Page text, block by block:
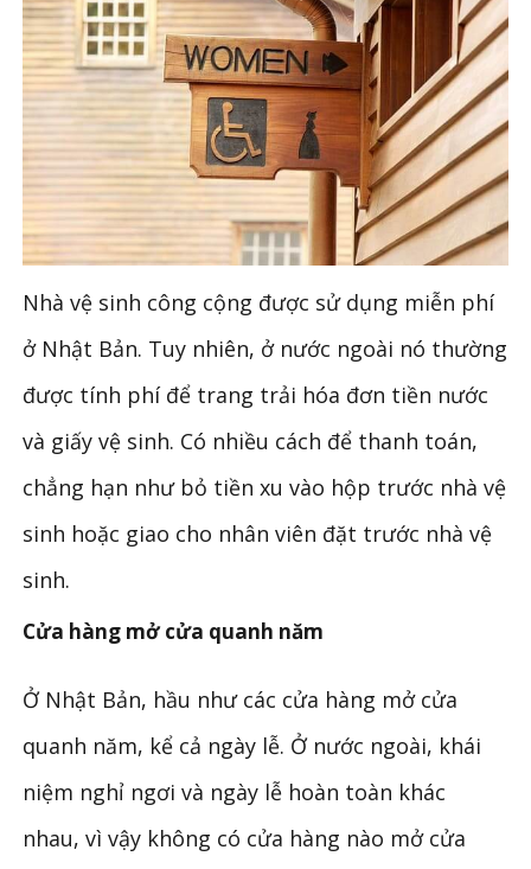
Nhà vệ sinh công cộng được sử dụng miễn phí
ở Nhật Bản. Tuy nhiên, ở nước ngoài nó thường
được tính phí để trang trải hóa đơn tiền nước
và giấy vệ sinh. Có nhiều cách để thanh toán,
chẳng hạn như bỏ tiền xu vào hộp trước nhà vệ
sinh hoặc giao cho nhân viên đặt trước nhà vệ
sinh.
Cửa hàng mở cửa quanh năm
Ở Nhật Bản, hầu như các cửa hàng mở cửa
quanh năm, kể cả ngày lễ. Ở nước ngoài, khái
niệm nghỉ ngơi và ngày lễ hoàn toàn khác
nhau, vì vậy không có cửa hàng nào mở cửa